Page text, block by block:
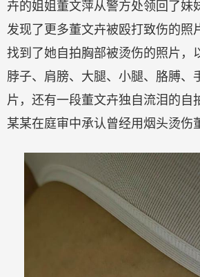
卉的姐姐董文萍从警方处领回了妹
发现了更多董文卉被殴打致伤的照
找到了她自拍胸部被烫伤的照片，
脖子、肩膀、大腿、小腿、胳膊、
片，还有一段董文卉独自流泪的自
某某在庭审中承认曾经用烟头烫伤